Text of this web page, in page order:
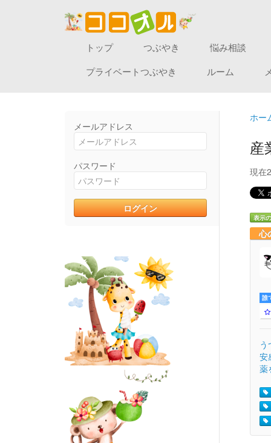
トップ つぶやき
悩み相談
プライベートつぶやき
ルーム
メールアドレス
パスワード
ホー
産
現在
表示
心
誰
安
薬